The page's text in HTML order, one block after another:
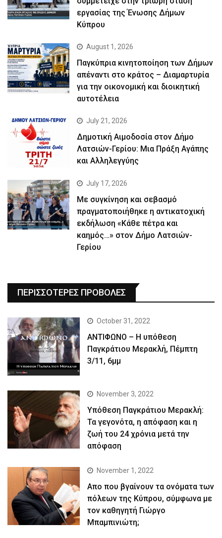
εργασίας της Ένωσης Δήμων
Κύπρου
August 1, 2026
Παγκύπρια κινητοποίηση των Δήμων
απέναντι στο κράτος – Διαμαρτυρία
για την οικονομική και διοικητική
αυτοτέλεια
July 21, 2026
Δημοτική Αιμοδοσία στον Δήμο
Λατσιών-Γερίου: Μια Πράξη Αγάπης
και Αλληλεγγύης
July 17, 2026
Με συγκίνηση και σεβασμό
πραγματοποιήθηκε η αντικατοχική
εκδήλωση «Κάθε πέτρα και
καημός…» στον Δήμο Λατσιών-
Γερίου
ΠΕΡΙΣΣΟΤΕΡΕΣ ΠΡΟΒΟΛΕΣ
October 31, 2022
ΑΝΤΙΦΩΝΟ – Η υπόθεση
Παγκράτιου Μερακλή, Πέμπτη
3/11, 6μμ
November 3, 2022
Yπόθεση Παγκράτιου Μερακλή:
Τα γεγονότα, η απόφαση και η
ζωή του 24 χρόνια μετά την
απόφαση
November 1, 2022
Απο που βγαίνουν τα ονόματα των
πόλεων της Κύπρου, σύμφωνα με
τον καθηγητή Γιώργο
Μπαμπινιώτη;